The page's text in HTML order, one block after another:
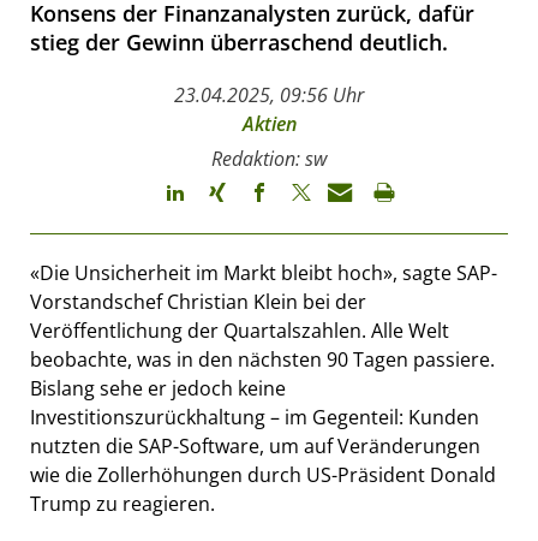
Konsens der Finanzanalysten zurück, dafür
stieg der Gewinn überraschend deutlich.
23.04.2025, 09:56 Uhr
Aktien
Redaktion: sw
«Die Unsicherheit im Markt bleibt hoch», sagte SAP-
Vorstandschef Christian Klein bei der
Veröffentlichung der Quartalszahlen. Alle Welt
beobachte, was in den nächsten 90 Tagen passiere.
Bislang sehe er jedoch keine
Investitionszurückhaltung – im Gegenteil: Kunden
nutzten die SAP-Software, um auf Veränderungen
wie die Zollerhöhungen durch US-Präsident Donald
Trump zu reagieren.